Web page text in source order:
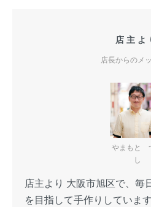
店主よ
店長からのメ
やまもと
し
店主より 大阪市旭区で、毎
を目指して手作りしていま